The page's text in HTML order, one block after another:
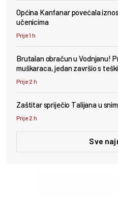
Općina Kanfanar povećala
učenicima
Prije 1 h
Brutalan obračun u Vodnjanu!
muškaraca, jedan završio s
Prije 2 h
Zaštitar spriječio Talijana u
Prije 2 h
Sve